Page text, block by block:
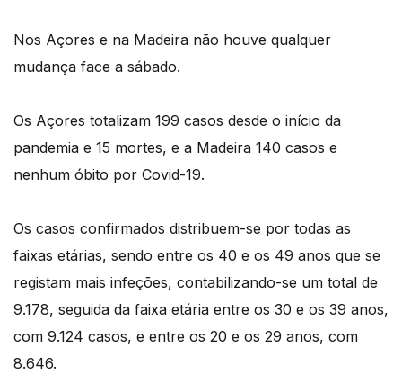
Nos Açores e na Madeira não houve qualquer
mudança face a sábado.
Os Açores totalizam 199 casos desde o início da
pandemia e 15 mortes, e a Madeira 140 casos e
nenhum óbito por Covid-19.
Os casos confirmados distribuem-se por todas as
faixas etárias, sendo entre os 40 e os 49 anos que se
registam mais infeções, contabilizando-se um total de
9.178, seguida da faixa etária entre os 30 e os 39 anos,
com 9.124 casos, e entre os 20 e os 29 anos, com
8.646.